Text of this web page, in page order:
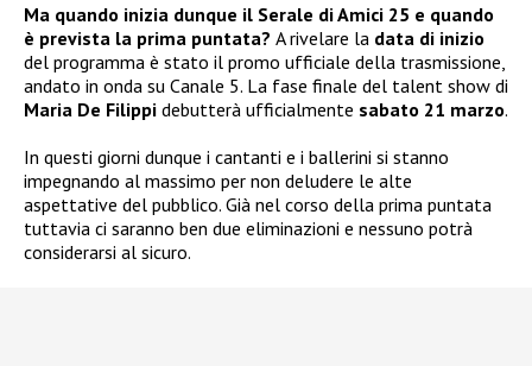
Ma quando inizia dunque il Serale di Amici 25 e quando
è prevista la prima puntata? A rivelare la data di inizio
del programma è stato il promo ufficiale della trasmissione,
andato in onda su Canale 5. La fase finale del talent show di
Maria De Filippi debutterà ufficialmente sabato 21 marzo.
In questi giorni dunque i cantanti e i ballerini si stanno
impegnando al massimo per non deludere le alte
aspettative del pubblico. Già nel corso della prima puntata
tuttavia ci saranno ben due eliminazioni e nessuno potrà
considerarsi al sicuro.